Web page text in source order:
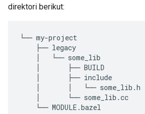
direktori berikut:
└── my-project
├── legacy
└── some_lib
├── BUILD
├── include
└── some_lib .h
└── some_lib .cc
└── MODULE .bazel